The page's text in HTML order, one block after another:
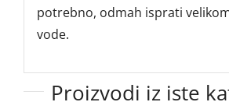
potrebno, odmah isprati
vode.
Proizvodi iz iste